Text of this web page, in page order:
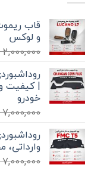
و لوکس
2,000,000
| کیفیت
خودرو
7,000,000
7,000,000